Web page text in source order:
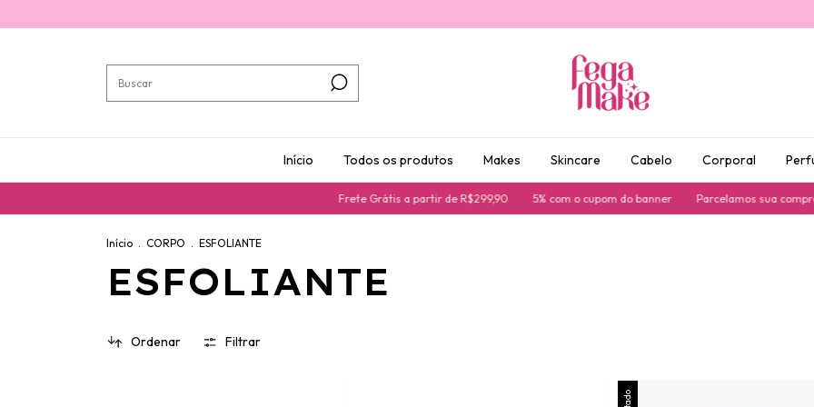
Início Todos os produtos Makes Skincare Cabelo Corporal
Frete Grátis a partir de R$299,90 5% com o cupom do banner Parcelamos sua compra no
Início . CORPO . ESFOLIANTE
ESFOLIANTE
Ordenar Filtrar